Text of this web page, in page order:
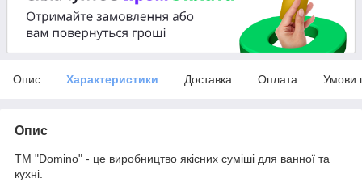
Опис Характеристики Доставка Оплата Умови
Опис
ТМ "Domino" - це виробництво якісних суміші для ванної та
кухні.